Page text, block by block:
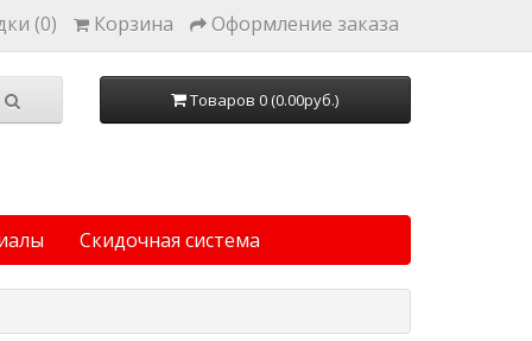
(0) Корзина Оформление заказа
Товаров 0 (0.00руб.)
Скидочная система